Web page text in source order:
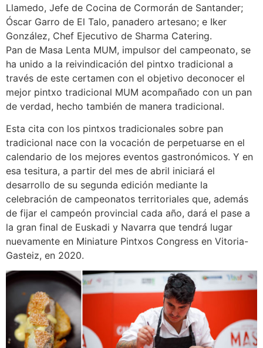
Llamedo, Jefe de Cocina de Cormorán de Santander;
Óscar Garro de El Talo, panadero artesano; e Iker
González, Chef Ejecutivo de Sharma Catering.
Pan de Masa Lenta MUM, impulsor del campeonato, se
ha unido a la reivindicación del pintxo tradicional a
través de este certamen con el objetivo deconocer el
mejor pintxo tradicional MUM acompañado con un pan
de verdad, hecho también de manera tradicional.
Esta cita con los pintxos tradicionales sobre pan
tradicional nace con la vocación de perpetuarse en el
calendario de los mejores eventos gastronómicos. Y en
esa tesitura, a partir del mes de abril iniciará el
desarrollo de su segunda edición mediante la
celebración de campeonatos territoriales que, además
de fijar el campeón provincial cada año, dará el pase a
la gran final de Euskadi y Navarra que tendrá lugar
nuevamente en Miniature Pintxos Congress en Vitoria-
Gasteiz, en 2020.